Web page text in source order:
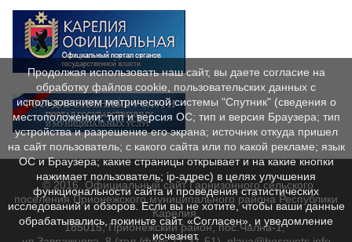
© 2016. Официальный сайт Гарнизонного сельского
поселения Прионежского муниципального района Республики
Карелия.
185015, Прионежский район, пос.Чална-1,
Продолжая использовать наш сайт, вы даете согласие на
обработку файлов cookie, пользовательских данных с
использованием метрической системы "Спутник" (сведения о
местоположении; тип и версия ОС; тип и версия Браузера; тип
устройства и разрешение его экрана; источник откуда пришел
на сайт пользователь; с какого сайта или по какой рекламе; язык
ОС и Браузера; какие страницы открывает и на какие кнопки
нажимает пользователь; ip-адрес) в целях улучшения
функциональности сайта и проведения статистических
исследований и обзоров. Если вы не хотите, чтобы ваши данные
обрабатывались, покиньте сайт. «Согласен», и уведомление
исчезнет.